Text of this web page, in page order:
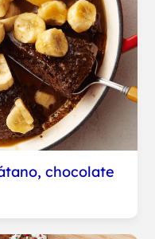
chocolate